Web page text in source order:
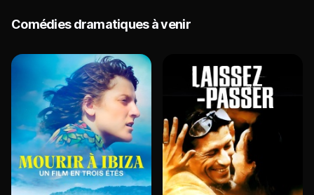
Comédies dramatiques à venir